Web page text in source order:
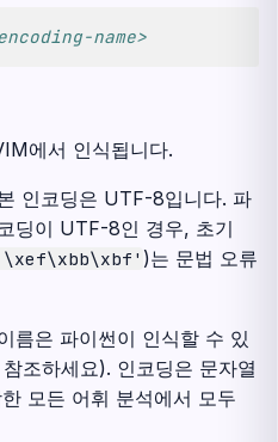
name>
에서 인식됩니다.
인코딩은 UTF-8입니다. 파
딩이 UTF-8인 경우, 초기
)는 문법 오류
름은 파이썬이 인식할 수 있
조하세요). 인코딩은 문자열
모든 어휘 분석에서 모두